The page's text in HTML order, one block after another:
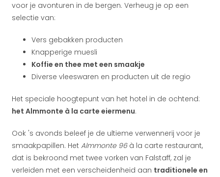
voor je avonturen in de bergen. Verheug je op een
selectie van:
Vers gebakken producten
Knapperige muesli
Koffie en thee met een smaakje
Diverse vleeswaren en producten uit de regio
Het speciale hoogtepunt van het hotel in de ochtend:
het Almmonte à la carte eiermenu.
Ook 's avonds beleef je de ultieme verwennerij voor je
smaakpapillen. Het Almmonte 96à la carte restaurant,
dat is bekroond met twee vorken van Falstaff, zal je
verleiden met een verscheidenheid aan traditionele en